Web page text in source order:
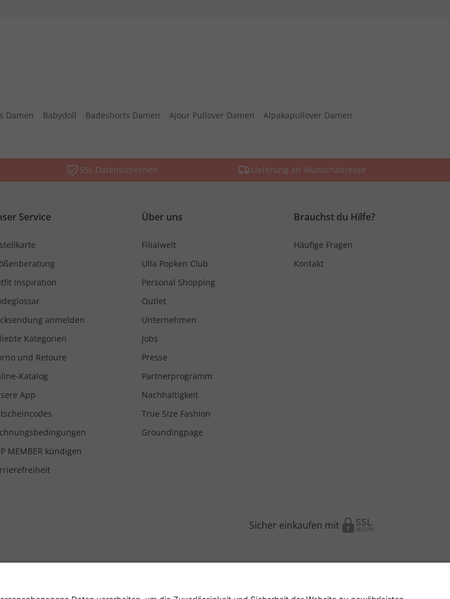
Damen Babydoll Badeshorts Damen Ajour Pullover Damen
Alpakapullover Damen
SSL Datensicherheit Lieferung an Wunschadresse
Service
Inspiration
anmelden
Kategorien
und Retoure
Katalog
App
MEMBER kündigen
Über uns
Filialwelt
Ulla Popken Club
Personal Shopping
Outlet
Unternehmen
Jobs
Presse
Partnerprogramm
Nachhaltigkeit
True Size Fashion
Groundingpage
Brauchst du Hilfe?
Häufige Fragen
Kontakt
Sicher einkaufen mit